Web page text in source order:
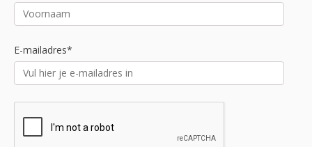
E-mailadres*